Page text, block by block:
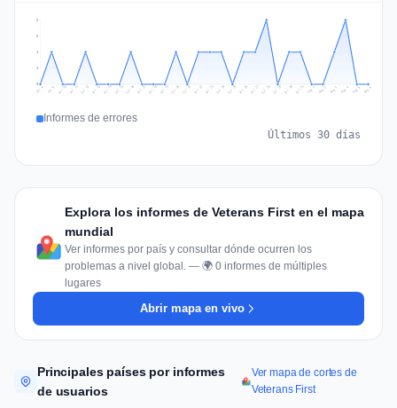
1
1
2
2
Jul 8 Jul 9 Jul 10 Jul 11 Jul 12 Jul 13 Jul 14 Jul 15 Jul 16 Jul 17 Jul 18 Jul 19 Jul 20 Jul 21 Jul 22 Jul 23 Jul 24 Jul 25 Jul 26 Jul 27 Jul 28 Jul 29 Jul 30 Jul 31 Aug 1 Aug 2 Aug 3 Aug 4 Aug 5 Aug 6
Informes de errores
Últimos 30 días
Explora los informes de Veterans First en el mapa
mundial
Ver informes por país y consultar dónde ocurren los
problemas a nivel global. — 🌍 0 informes de múltiples
lugares
Abrir mapa en vivo
Principales países por informes
de usuarios
Ver mapa de cortes de
Veterans First